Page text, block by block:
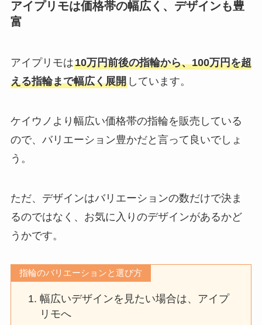
アイプリモは価格帯の幅広く、デザインも豊
富
アイプリモは10万円前後の指輪から、100万円を超
える指輪まで幅広く展開しています。
ケイウノより幅広い価格帯の指輪を販売している
ので、バリエーション豊かだと言って良いでしょ
う。
ただ、デザインはバリエーションの数だけで決ま
るのではなく、お気に入りのデザインがあるかど
うかです。
指輪のバリエーションと選び方
幅広いデザインを見たい場合は、アイプ
リモへ